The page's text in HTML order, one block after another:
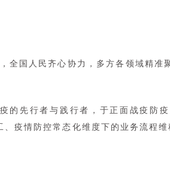
全国人民齐心协力，多方各领域精准
的先行者与践行者，于正面战疫防
疫情防控常态化维度下的业务流程